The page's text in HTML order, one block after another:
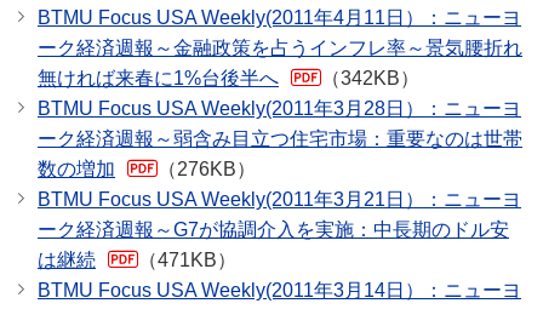
BTMU Focus USA Weekly(2011年4月11日）：ニューヨ
ーク経済週報～金融政策を占うインフレ率～景気腰折れ
無ければ来春に1%台後半へ
（342KB）
BTMU Focus USA Weekly(2011年3月28日）：ニューヨ
ーク経済週報～弱含み目立つ住宅市場：重要なのは世帯
数の増加
（276KB）
BTMU Focus USA Weekly(2011年3月21日）：ニューヨ
ーク経済週報～G7が協調介入を実施：中長期のドル安
は継続
（471KB）
BTMU Focus USA Weekly(2011年3月14日）：ニューヨ